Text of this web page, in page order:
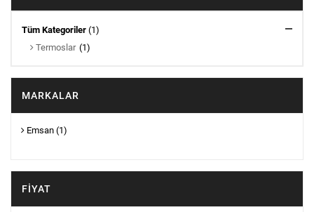
Tüm Kategoriler (1)
Termoslar (1)
MARKALAR
Emsan (1)
FIYAT